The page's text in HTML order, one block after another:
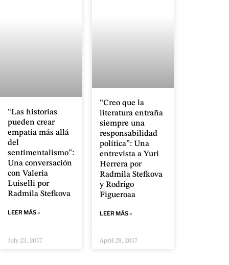
“Las historias
pueden crear
empatía más allá
del
sentimentalismo”:
Una conversación
con Valeria
Luiselli por
Radmila Stefkova
LEER MÁS »
July 23, 2017
“Creo que la
literatura entraña
siempre una
responsabilidad
política”: Una
entrevista a Yuri
Herrera por
Radmila Stefkova
y Rodrigo
Figueroaa
LEER MÁS »
April 28, 2017